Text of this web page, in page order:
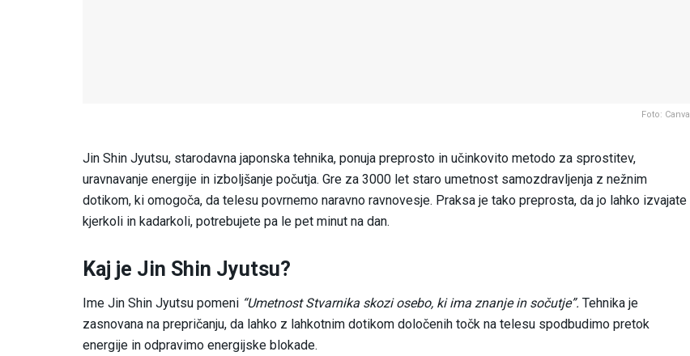
Foto: Canva
Jin Shin Jyutsu, starodavna japonska tehnika, ponuja preprosto in učinkovito metodo za sprostitev,
uravnavanje energije in izboljšanje počutja. Gre za 3000 let staro umetnost samozdravljenja z nežnim
dotikom, ki omogoča, da telesu povrnemo naravno ravnovesje. Praksa je tako preprosta, da jo lahko izvajate
kjerkoli in kadarkoli, potrebujete pa le pet minut na dan.
Kaj je Jin Shin Jyutsu?
Ime Jin Shin Jyutsu pomeni “Umetnost Stvarnika skozi osebo, ki ima znanje in sočutje”. Tehnika je
zasnovana na prepričanju, da lahko z lahkotnim dotikom določenih točk na telesu spodbudimo pretok
energije in odpravimo energijske blokade.